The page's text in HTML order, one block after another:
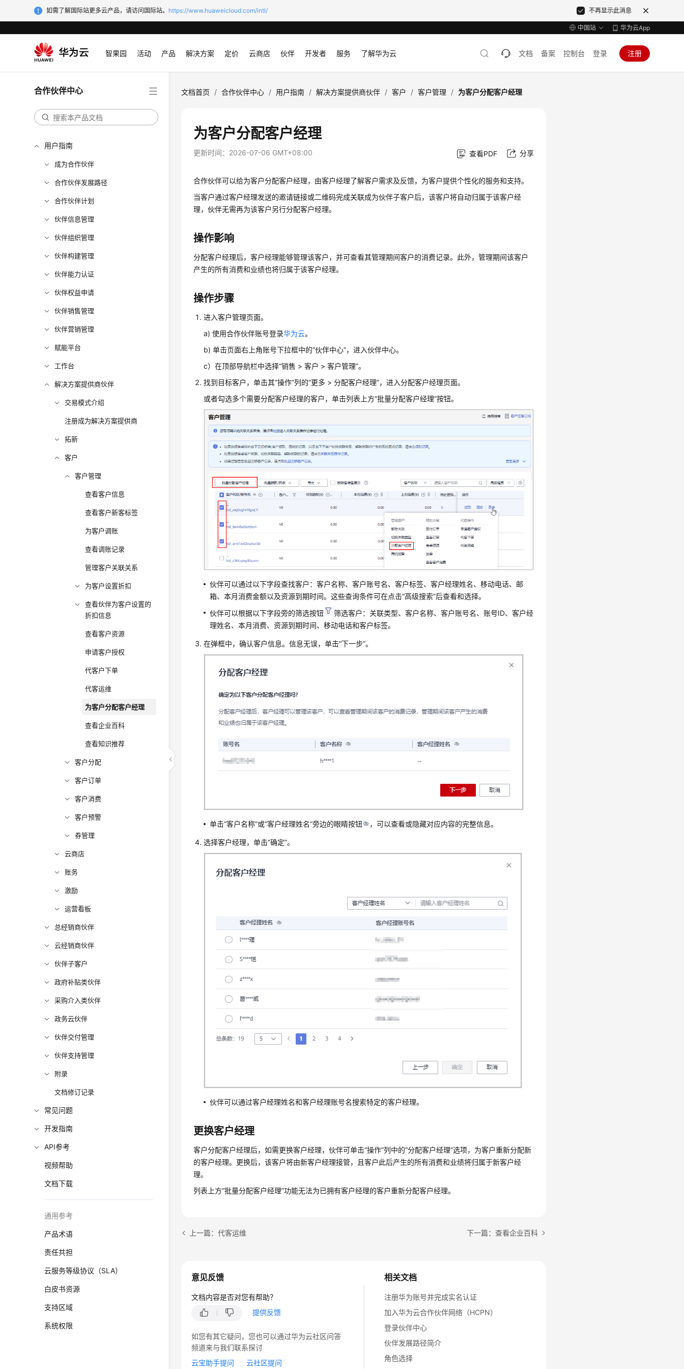
如需了解国际站更多云产品，请访问国际站。 https://www.huaweicloud.com/intl/ 不再显示此消息
中国站 华为云App
智果园 活动 产品 解决方案 定价 云商店 伙伴 开发者 服务 了解华为云 文档 备案 控制台 登录 注册
合作伙伴中心
用户指南
成为合作伙伴
合作伙伴发展路径
合作伙伴计划
伙伴信息管理
伙伴组织管理
伙伴构建管理
伙伴能力认证
伙伴权益申请
伙伴销售管理
伙伴营销管理
赋能平台
工作台
解决方案提供商伙伴
交易模式介绍
注册成为解决方案提供商
拓新
客户
客户管理
查看客户信息
查看客户新客标签
为客户调账
查看调账记录
管理客户关联关系
为客户设置折扣
查看伙伴为客户设置的
折扣信息
查看客户资源
申请客户授权
代客户下单
代客运维
为客户分配客户经理
查看企业百科
查看知识推荐
客户分配
客户订单
客户消费
客户预警
券管理
云商店
账务
激励
运营看板
总经销商伙伴
云经销商伙伴
伙伴子客户
政府补贴类伙伴
采购介入类伙伴
政务云伙伴
伙伴交付管理
伙伴支持管理
附录
文档修订记录
常见问题
开发指南
API参考
视频帮助
文档下载
通用参考
产品术语
责任共担
云服务等级协议（SLA）
白皮书资源
支持区域
系统权限
文档首页 / 合作伙伴中心 / 用户指南 / 解决方案提供商伙伴 / 客户 / 客户管理 / 为客户分配客户经理
为客户分配客户经理
更新时间： 2026-07-06 GMT+08:00 查看PDF 分享
合作伙伴可以给为客户分配客户经理，由客户经理了解客户需求及反馈，为客户提供个性化的服务和支持。
当客户通过客户经理发送的邀请链接或二维码完成关联成为伙伴子客户后，该客户将自动归属于该客户经
理，伙伴无需再为该客户另行分配客户经理。
操作影响
分配客户经理后，客户经理能够管理该客户，并可查看其管理期间客户的消费记录。此外，管理期间该客户
产生的所有消费和业绩也将归属于该客户经理。
操作步骤
进入客户管理页面。
a) 使用合作伙伴账号登录华为云。
b) 单击页面右上角账号下拉框中的“伙伴中心”，进入伙伴中心。
c）在顶部导航栏中选择“销售 > 客户 > 客户管理”。
找到目标客户，单击其“操作”列的“更多 > 分配客户经理”，进入分配客户经理页面。
或者勾选多个需要分配客户经理的客户，单击列表上方“批量分配客户经理”按钮。
伙伴可以通过以下字段查找客户：客户名称、客户账号名、客户标签、客户经理姓名、移动电话、邮
箱、本月消费金额以及资源到期时间。这些查询条件可在点击“高级搜索”后查看和选择。
伙伴可以根据以下字段旁的筛选按钮
筛选客户：关联类型、客户名称、客户账号名、账号ID、客户经
理姓名、本月消费、资源到期时间、移动电话和客户标签。
在弹框中，确认客户信息。信息无误，单击“下一步”。
单击“客户名称”或“客户经理姓名”旁边的眼睛按钮 ，可以查看或隐藏对应内容的完整信息。
选择客户经理，单击“确定”。
伙伴可以通过客户经理姓名和客户经理账号名搜索特定的客户经理。
更换客户经理
客户分配客户经理后，如需更换客户经理，伙伴可单击“操作”列中的“分配客户经理”选项，为客户重新分配新
的客户经理。更换后，该客户将由新客户经理接管，且客户此后产生的所有消费和业绩将归属于新客户经
理。
列表上方“批量分配客户经理”功能无法为已拥有客户经理的客户重新分配客户经理。
上一篇：代客运维 下一篇：查看企业百科
相关文档
注册华为账号并完成实名认证
加入华为云合作伙伴网络（HCPN）
登录伙伴中心
伙伴发展路径简介
角色选择
意见反馈
文档内容是否对您有帮助？
提供反馈
如您有其它疑问，您也可以通过华为云社区问答
频道来与我们联系探讨
云宝助手提问
云社区提问